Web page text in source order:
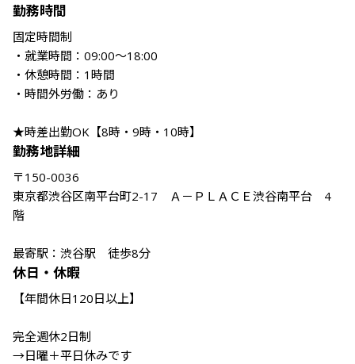
勤務時間
固定時間制
・就業時間：09:00～18:00
・休憩時間：1時間
・時間外労働：あり
★時差出勤OK【8時・9時・10時】
勤務地詳細
〒150-0036
東京都渋谷区南平台町2-17　Ａ－ＰＬＡＣＥ渋谷南平台　4
階
最寄駅：渋谷駅　徒歩8分
休日・休暇
【年間休日120日以上】
完全週休2日制
→日曜＋平日休みです